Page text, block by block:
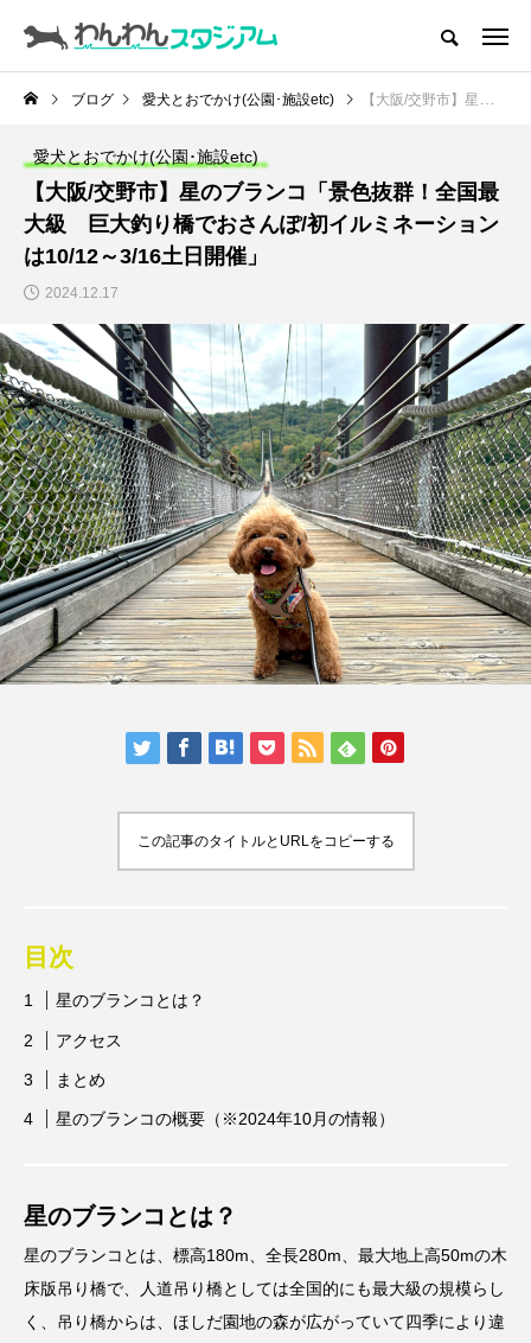
CATEGORY
ドッグラン
ドッグカフェ
愛犬とおでかけ (公園･施設etc)
愛犬と旅行
トリミングサロン
動物病院
コラム
トップページ
人気の記事ランキング
メンバー
会社概要
プライバシーポリシー
ブログ 愛犬とおでかけ(公園･施設etc) 【大阪/交野市】星のブランコ「景色抜群！全国最大級 巨大釣り橋でおさんぽ/初イルミネーションは10/12～3/16土日開催」
愛犬とおでかけ(公園･施設etc)
【大阪/交野市】星のブランコ「景色抜群！全国最
大級 巨大釣り橋でおさんぽ/初イルミネーション
は10/12～3/16土日開催」
2024.12.17
この記事のタイトルとURLをコピーする
目次
星のブランコとは？
アクセス
まとめ
星のブランコの概要（※2024年10月の情報）
星のブランコとは？
星のブランコとは、標高180m、全長280m、最大地上高50mの木
床版吊り橋で、人道吊り橋としては全国的にも最大級の規模らし
く、吊り橋からは、ほしだ園地の森が広がっていて四季により違